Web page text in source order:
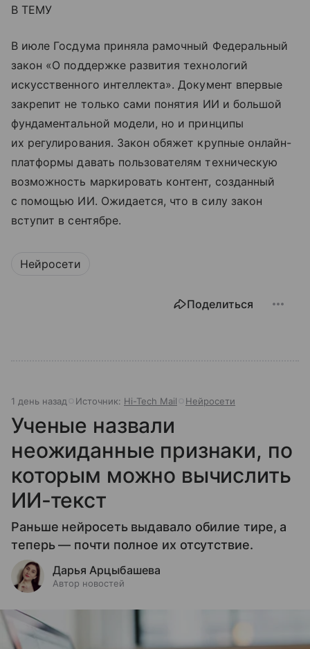
В ТЕМУ
В июле Госдума приняла рамочный Федеральный
закон «О поддержке развития технологий
искусственного интеллекта». Документ впервые
закрепит не только сами понятия ИИ и большой
фундаментальной модели, но и принципы
их регулирования. Закон обяжет крупные онлайн-
платформы давать пользователям техническую
возможность маркировать контент, созданный
с помощью ИИ. Ожидается, что в силу закон
вступит в сентябре.
Нейросети
Поделиться
1 день назад Источник: Hi-Tech Mail Нейросети
Ученые назвали
неожиданные признаки, по
которым можно вычислить
ИИ-текст
Раньше нейросеть выдавало обилие тире, а
теперь — почти полное их отсутствие.
Дарья Арцыбашева
Автор новостей